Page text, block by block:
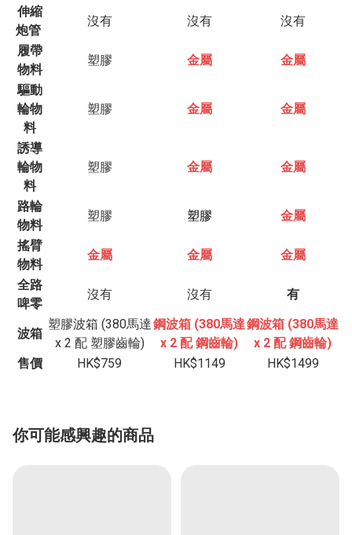
伸縮
炮管
沒有 沒有
沒有
履帶
物料
塑膠 金屬
金屬
驅動
輪物
料
塑膠 金屬 金屬
誘導
輪物
料
塑膠 金屬 金屬
路輪
物料
塑膠 塑膠
金屬
搖臂
物料
金屬 金屬
金屬
全路
啤零
沒有 沒有 有
波箱
塑膠波箱 (380馬達
x 2 配 塑膠齒輪)
鋼波箱 (380馬達
x 2 配 鋼齒輪)
鋼波箱 (380馬達
x 2 配 鋼齒輪)
售價
HK$759 HK$1149 HK$1499
你可能感興趣的商品